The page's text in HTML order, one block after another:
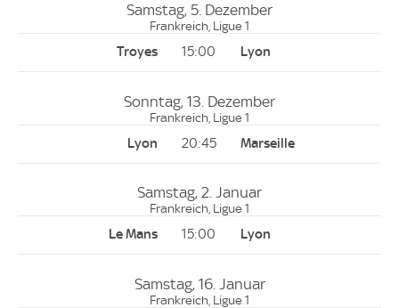
Samstag, 5. Dezember
Frankreich, Ligue 1
15:00
Sonntag, 13. Dezember
Frankreich, Ligue 1
20:45
Samstag, 2. Januar
Frankreich, Ligue 1
15:00
Samstag, 16. Januar
Frankreich, Ligue 1